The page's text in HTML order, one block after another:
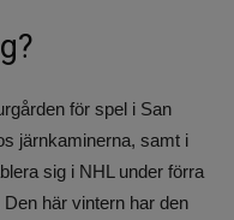
för spel i San
järnkaminerna, samt i
sig i NHL under förra
här vintern har den